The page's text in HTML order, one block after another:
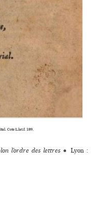
Cote L.lat.f. 189.
l’ordre des lettres ● Lyon :